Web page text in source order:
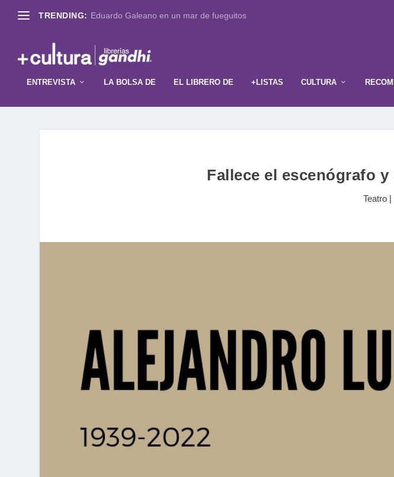
TRENDING: Eduardo Galeano en un mar de fueguitos
ENTREVISTA LA BOLSA DE EL LIBRERO DE +LISTAS CULTURA
Fallece el escenógrafo
Teatro |